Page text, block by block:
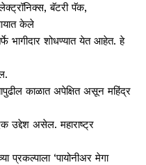
बॅटरी पॅक,
केले
भागीदार शोधण्यात येत आहेत. हे
काळात अपेक्षित असून महिंद्र
उद्देश असेल. महाराष्ट्र
प्रकल्पाला ‘पायोनीअर मेगा